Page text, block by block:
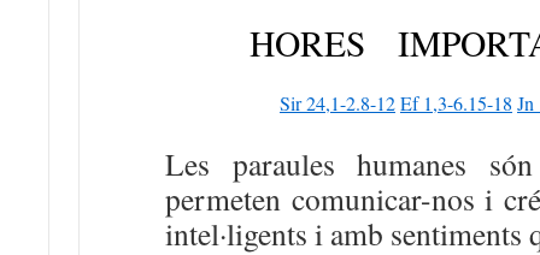
HORES
Sir 24,1-2.8-12Ef 1,3-6.15-18 Jn
Les paraules humanes
permeten comunicar-nos i
intel·ligents i amb sentiments